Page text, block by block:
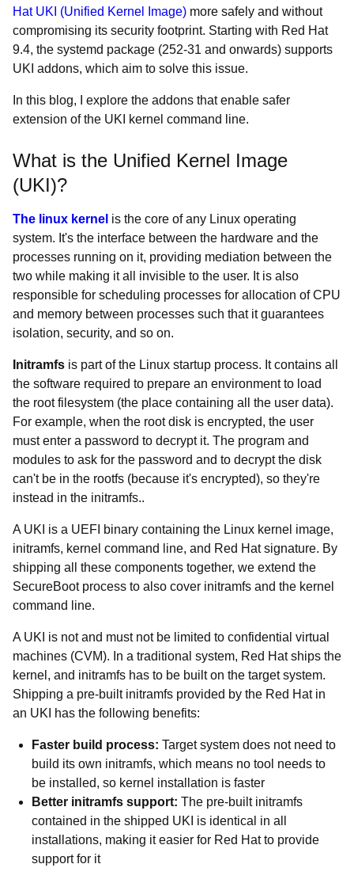
Hat UKI (Unified Kernel Image) more safely and without
compromising its security footprint. Starting with Red Hat
9.4, the systemd package (252-31 and onwards) supports
UKI addons, which aim to solve this issue.
In this blog, I explore the addons that enable safer
extension of the UKI kernel command line.
What is the Unified Kernel Image
(UKI)?
The linux kernel is the core of any Linux operating
system. It's the interface between the hardware and the
processes running on it, providing mediation between the
two while making it all invisible to the user. It is also
responsible for scheduling processes for allocation of CPU
and memory between processes such that it guarantees
isolation, security, and so on.
Initramfs is part of the Linux startup process. It contains all
the software required to prepare an environment to load
the root filesystem (the place containing all the user data).
For example, when the root disk is encrypted, the user
must enter a password to decrypt it. The program and
modules to ask for the password and to decrypt the disk
can't be in the rootfs (because it's encrypted), so they're
instead in the initramfs..
A UKI is a UEFI binary containing the Linux kernel image,
initramfs, kernel command line, and Red Hat signature. By
shipping all these components together, we extend the
SecureBoot process to also cover initramfs and the kernel
command line.
A UKI is not and must not be limited to confidential virtual
machines (CVM). In a traditional system, Red Hat ships the
kernel, and initramfs has to be built on the target system.
Shipping a pre-built initramfs provided by the Red Hat in
an UKI has the following benefits:
Faster build process: Target system does not need to
build its own initramfs, which means no tool needs to
be installed, so kernel installation is faster
Better initramfs support: The pre-built initramfs
contained in the shipped UKI is identical in all
installations, making it easier for Red Hat to provide
support for it